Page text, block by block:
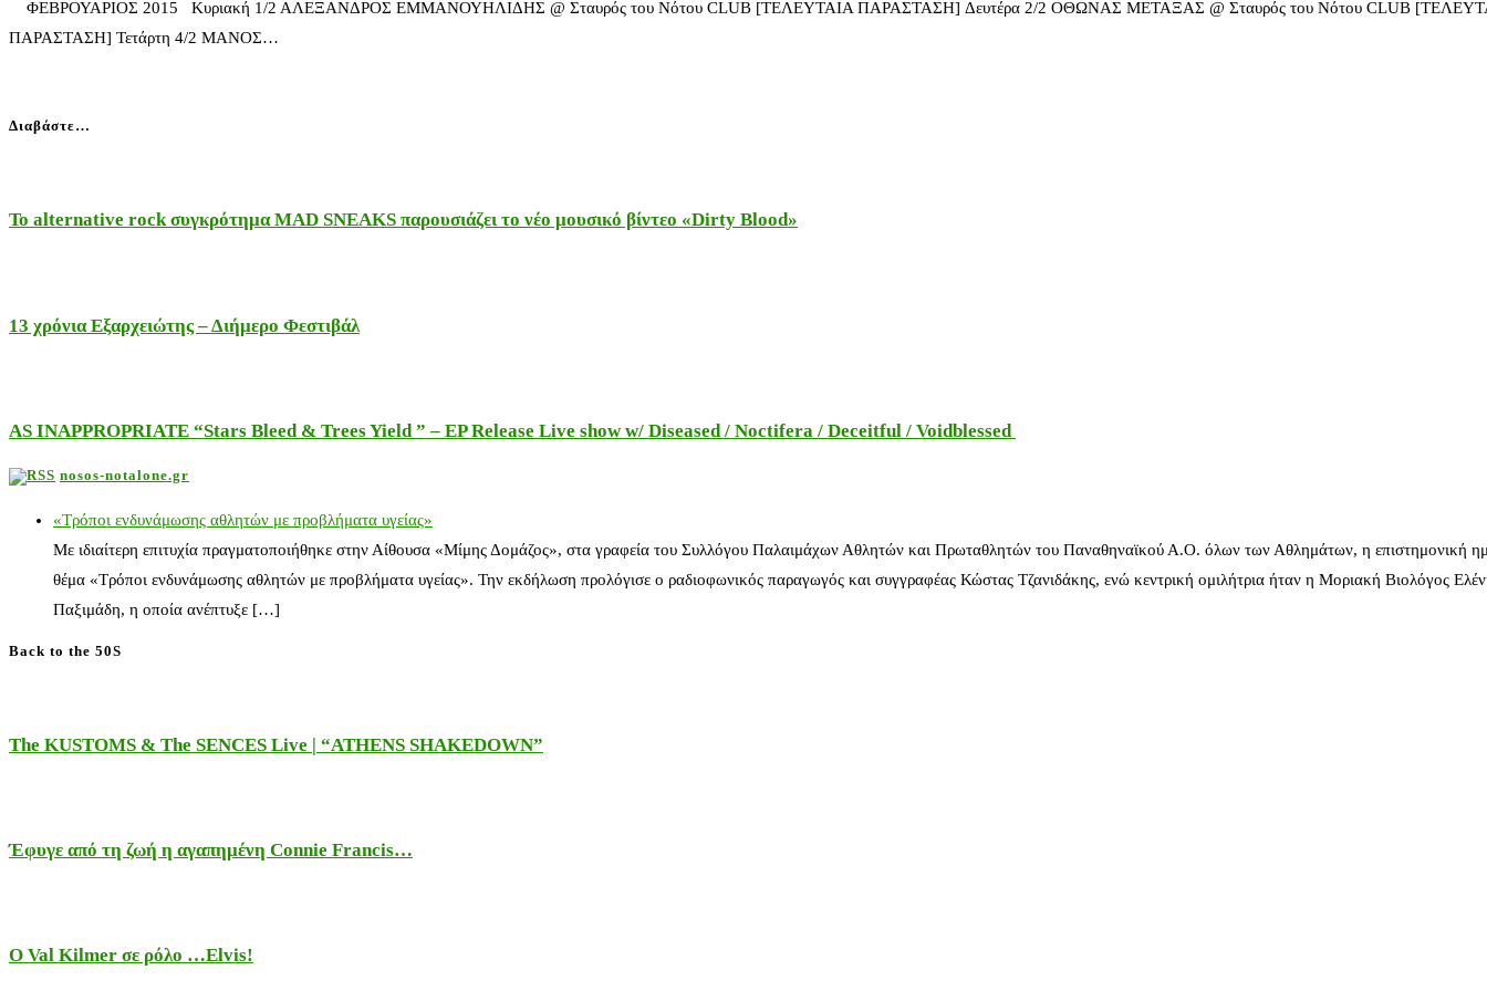
ΦΕΒΡΟΥΑΡΙΟΣ 2015 Κυριακή 1/2 ΑΛΕΞΑΝΔΡΟΣ ΕΜΜΑΝΟΥΗΛΙΔΗΣ @ Σταυρός του Νότου CLUB [ΤΕΛΕΥΤΑΙΑ ΠΑΡΑΣΤΑΣΗ] Δευτέρα 2/2 ΟΘΩΝΑΣ ΜΕΤΑΞΑΣ @ Σταυρός του Νότου CLUB
ΠΑΡΑΣΤΑΣΗ] Τετάρτη 4/2 ΜΑΝΟΣ…
Διαβάστε…
Το alternative rock συγκρότημα MAD SNEAKS παρουσιάζει το νέο μουσικό βίντεο «Dirty Blood»
13 χρόνια Εξαρχειώτης – Διήμερο Φεστιβάλ
AS INAPPROPRIATE “Stars Bleed & Trees Yield ” – EP Release Live show w/ Diseased / Noctifera / Deceitful / Voidblessed
nosos-notalone.gr
«Τρόποι ενδυνάμωσης αθλητών με προβλήματα υγείας»
Με ιδιαίτερη επιτυχία πραγματοποιήθηκε στην Αίθουσα «Μίμης Δομάζος», στα γραφεία του Συλλόγου Παλαιμάχων Αθλητών και Πρωταθλητών του Παναθηναϊκού Α.Ο. όλων των Αθλημάτων, η επιστημονική
θέμα «Τρόποι ενδυνάμωσης αθλητών με προβλήματα υγείας». Την εκδήλωση προλόγισε ο ραδιοφωνικός παραγωγός και συγγραφέας Κώστας Τζανιδάκης, ενώ κεντρική ομιλήτρια ήταν η Μοριακή Βιολόγος
Παξιμάδη, η οποία ανέπτυξε […]
Back to the 50S
The KUSTOMS & The SENCES Live | “ATHENS SHAKEDOWN”
Έφυγε από τη ζωή η αγαπημένη Connie Francis…
Ο Val Kilmer σε ρόλο …Elvis!